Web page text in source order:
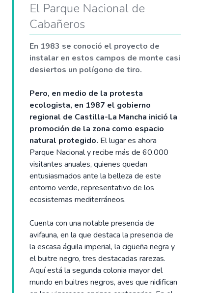
El Parque Nacional de
Cabañeros
En 1983 se conoció el proyecto de
instalar en estos campos de monte casi
desiertos un polígono de tiro.
Pero, en medio de la protesta
ecologista, en 1987 el gobierno
regional de Castilla-La Mancha inició la
promoción de la zona como espacio
natural protegido. El lugar es ahora
Parque Nacional y recibe más de 60.000
visitantes anuales, quienes quedan
entusiasmados ante la belleza de este
entorno verde, representativo de los
ecosistemas mediterráneos.
Cuenta con una notable presencia de
avifauna, en la que destaca la presencia de
la escasa águila imperial, la cigüeña negra y
el buitre negro, tres destacadas rarezas.
Aquí está la segunda colonia mayor del
mundo en buitres negros, aves que nidifican